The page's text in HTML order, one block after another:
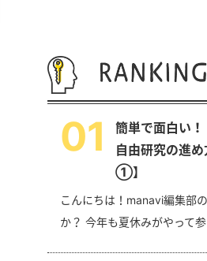
01
簡単で面白い
自由研究の進
①】
こんにちは！manavi編集部
か？ 今年も夏休みがやって